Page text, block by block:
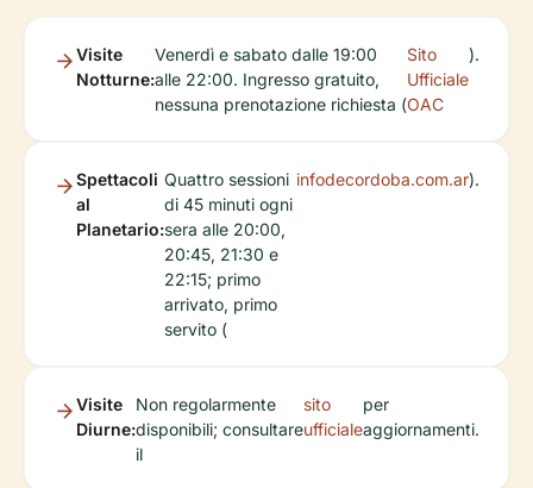
Visite
Notturne:
Venerdì e sabato dalle 19:00
alle 22:00. Ingresso gratuito,
nessuna prenotazione richiesta (
Sito
Ufficiale
OAC
).
Spettacoli
al
Planetario:
Quattro sessioni
di 45 minuti ogni
sera alle 20:00,
20:45, 21:30 e
22:15; primo
arrivato, primo
servito (
infodecordoba.com.ar).
Visite
Diurne:
Non regolarmente
disponibili; consultare
il
sito
ufficiale
per
aggiornamenti.